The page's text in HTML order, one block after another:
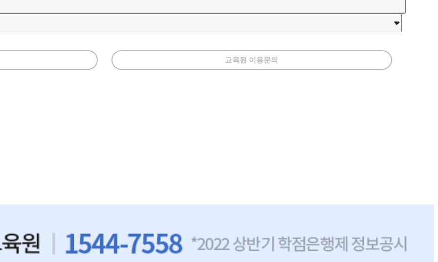
교육원 이용문의